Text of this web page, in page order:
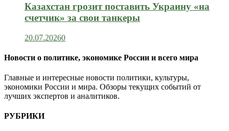
Казахстан грозит поставить Украину «на
счетчик» за свои танкеры
20.07.20260
Новости о политике, экономике России и всего мира
Главные и интересные новости политики, культуры,
экономики России и мира. Обзоры текущих событий от
лучших экспертов и аналитиков.
РУБРИКИ